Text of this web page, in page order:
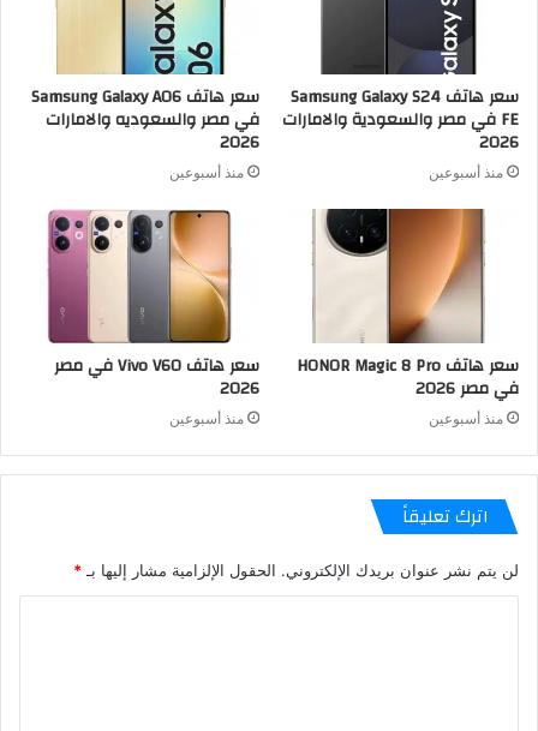
سعر هاتف Samsung Galaxy S24
FE في مصر والسعودية والامارات
2026
منذ أسبوعين
سعر هاتف Samsung Galaxy A06
في مصر والسعوديه والامارات
2026
منذ أسبوعين
سعر هاتف HONOR Magic 8 Pro
في مصر 2026
منذ أسبوعين
سعر هاتف Vivo V60 في مصر
2026
منذ أسبوعين
اترك تعليقاً
لن يتم نشر عنوان بريدك الإلكتروني. الحقول الإلزامية مشار إليها بـ*